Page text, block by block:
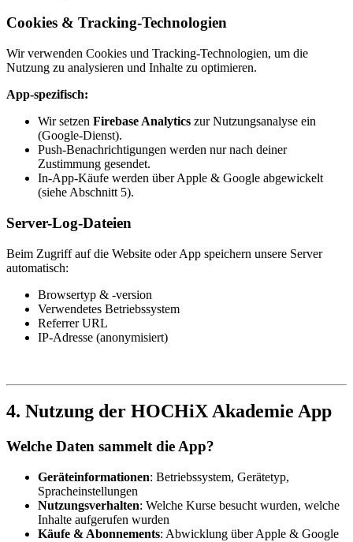
Cookies & Tracking-Technologien
Wir verwenden Cookies und Tracking-Technologien, um die
Nutzung zu analysieren und Inhalte zu optimieren.
App-spezifisch:
Wir setzen Firebase Analytics zur Nutzungsanalyse ein
(Google-Dienst).
Push-Benachrichtigungen werden nur nach deiner
Zustimmung gesendet.
In-App-Käufe werden über Apple & Google abgewickelt
(siehe Abschnitt 5).
Server-Log-Dateien
Beim Zugriff auf die Website oder App speichern unsere Server
automatisch:
Browsertyp & -version
Verwendetes Betriebssystem
Referrer URL
IP-Adresse (anonymisiert)
4. Nutzung der HOCHiX Akademie App
Welche Daten sammelt die App?
Geräteinformationen: Betriebssystem, Gerätetyp,
Spracheinstellungen
Nutzungsverhalten: Welche Kurse besucht wurden, welche
Inhalte aufgerufen wurden
Käufe & Abonnements: Abwicklung über Apple & Google